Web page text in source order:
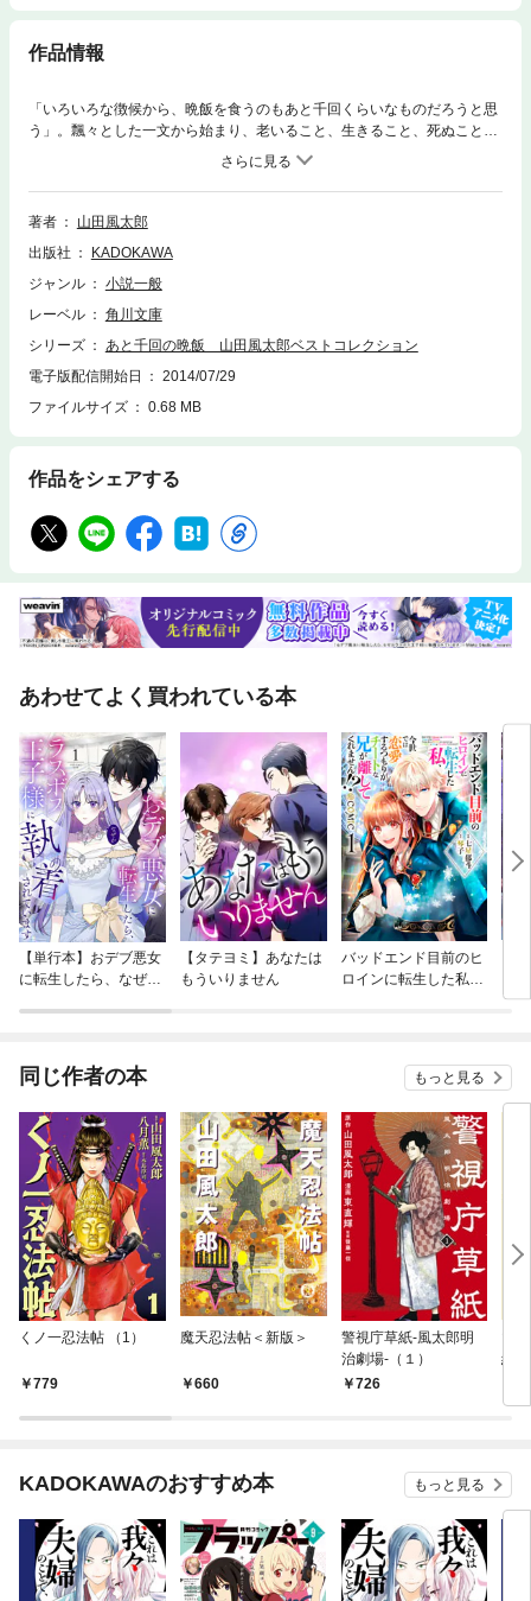
作品情報
「いろいろな徴候から、晩飯を食うのもあと千回くらいなものだろうと思
う」。飄々とした一文から始まり、老いること、生きること、死ぬことを
独創的に、かつユーモラスにつづる。風太郎節全開のエッセイ集！
著者
山田風太郎
出版社
KADOKAWA
ジャンル
小説一般
レーベル
角川文庫
シリーズ
あと千回の晩飯 山田風太郎ベストコレクション
電子版配信開始日
2014/07/29
ファイルサイズ
0.68 MB
作品をシェアする
あわせてよく買われている本
【単行本】おデブ悪女
に転生したら、なぜか
【タテヨミ】あなたは
もういりません
バッドエンド目前のヒ
ロインに転生した私、
同じ作者の本 もっと見る
くノ一忍法帖 （1）
779
魔天忍法帖＜新版＞
660
警視庁草紙‐風太郎明
治劇場‐（１）
726
終
KADOKAWAのおすすめ本 もっと見る